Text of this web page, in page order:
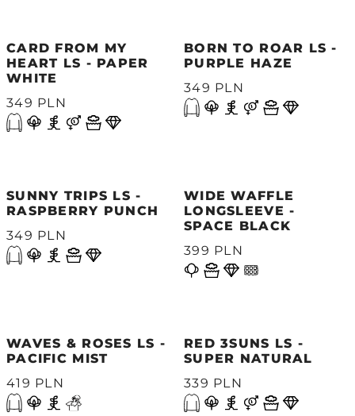
CARD FROM MY
HEART LS - PAPER
WHITE
349 PLN
BORN TO ROAR LS -
PURPLE HAZE
349 PLN
SUNNY TRIPS LS -
RASPBERRY PUNCH
349 PLN
WIDE WAFFLE
LONGSLEEVE -
SPACE BLACK
399 PLN
WAVES & ROSES LS -
PACIFIC MIST
419 PLN
RED 3SUNS LS -
SUPER NATURAL
339 PLN